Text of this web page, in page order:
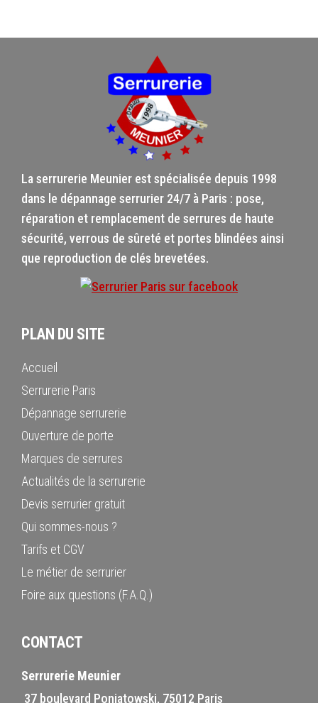
La serrurerie Meunier est spécialisée depuis 1998
dans le dépannage serrurier 24/7 à Paris : pose,
réparation et remplacement de serrures de haute
sécurité, verrous de sûreté et portes blindées ainsi
que reproduction de clés brevetées.
PLAN DU SITE
Accueil
Serrurerie Paris
Dépannage serrurerie
Ouverture de porte
Marques de serrures
Actualités de la serrurerie
Devis serrurier gratuit
Qui sommes-nous ?
Tarifs et CGV
Le métier de serrurier
Foire aux questions (F.A.Q.)
CONTACT
Serrurerie Meunier
37 boulevard Poniatowski, 75012 Paris